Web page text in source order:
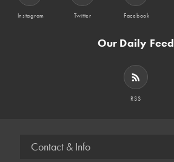
Instagram Twitter Facebook
Our Daily Feed
RSS
Contact & Info